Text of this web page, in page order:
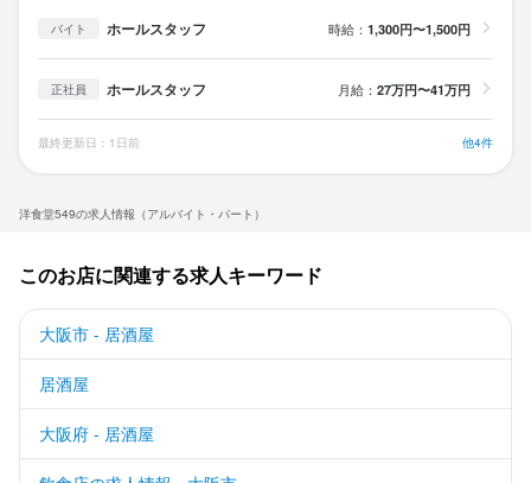
洋食堂549の求人情報（アルバイト・パート）
バイト ホールスタッフ 時給： 1,300円〜1,500円
正社員 ホールスタッフ 月給： 27万円〜41万円
最終更新日：1日前 他4件
このお店に関連する求人キーワード
大阪市 - 居酒屋
居酒屋
大阪府 - 居酒屋